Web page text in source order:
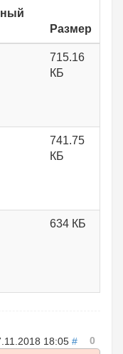
Размер
715.16
КБ
741.75
КБ
634 КБ
18:05 # 0